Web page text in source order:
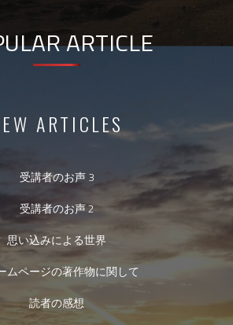
ARTICLE
ARTICLES
受講者のお声 3
受講者のお声 2
思い込みによる世界
ムページの著作物に関して
読者の感想